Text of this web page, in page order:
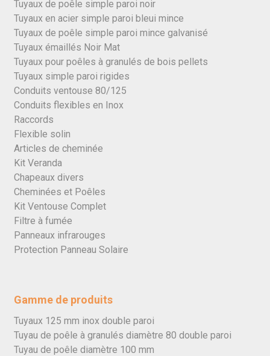
Tuyaux de poêle simple paroi noir
Tuyaux en acier simple paroi bleui mince
Tuyaux de poêle simple paroi mince galvanisé
Tuyaux émaillés Noir Mat
Tuyaux pour poêles à granulés de bois pellets
Tuyaux simple paroi rigides
Conduits ventouse 80/125
Conduits flexibles en Inox
Raccords
Flexible solin
Articles de cheminée
Kit Veranda
Chapeaux divers
Cheminées et Poêles
Kit Ventouse Complet
Filtre à fumée
Panneaux infrarouges
Protection Panneau Solaire
Gamme de produits
Tuyaux 125 mm inox double paroi
Tuyau de poêle à granulés diamètre 80 double paroi
Tuyau de poêle diamètre 100 mm